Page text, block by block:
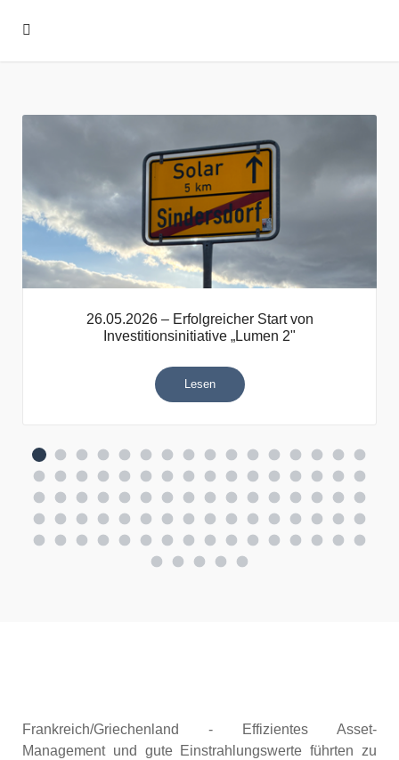
26.05.2026 – Erfolgreicher Start von
Investitionsinitiative „Lumen 2"
Lesen
Frankreich/Griechenland - Effizientes Asset-
Management und gute Einstrahlungswerte führten zu